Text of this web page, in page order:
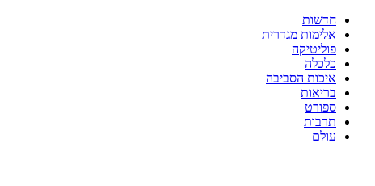
חדשות
אלימות מגדרית
פוליטיקה
כלכלה
איכות הסביבה
בריאות
ספורט
תרבות
עולם